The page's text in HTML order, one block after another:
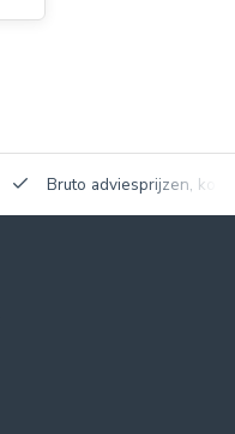
Bruto adviesprijzen,